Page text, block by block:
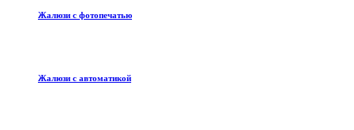
Жалюзи с фотопечатью
Жалюзи с автоматикой